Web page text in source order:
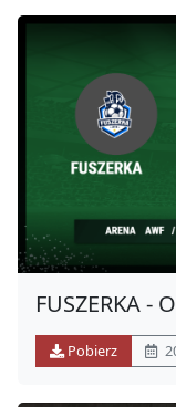
FUSZERKA -
2023)
Pobierz